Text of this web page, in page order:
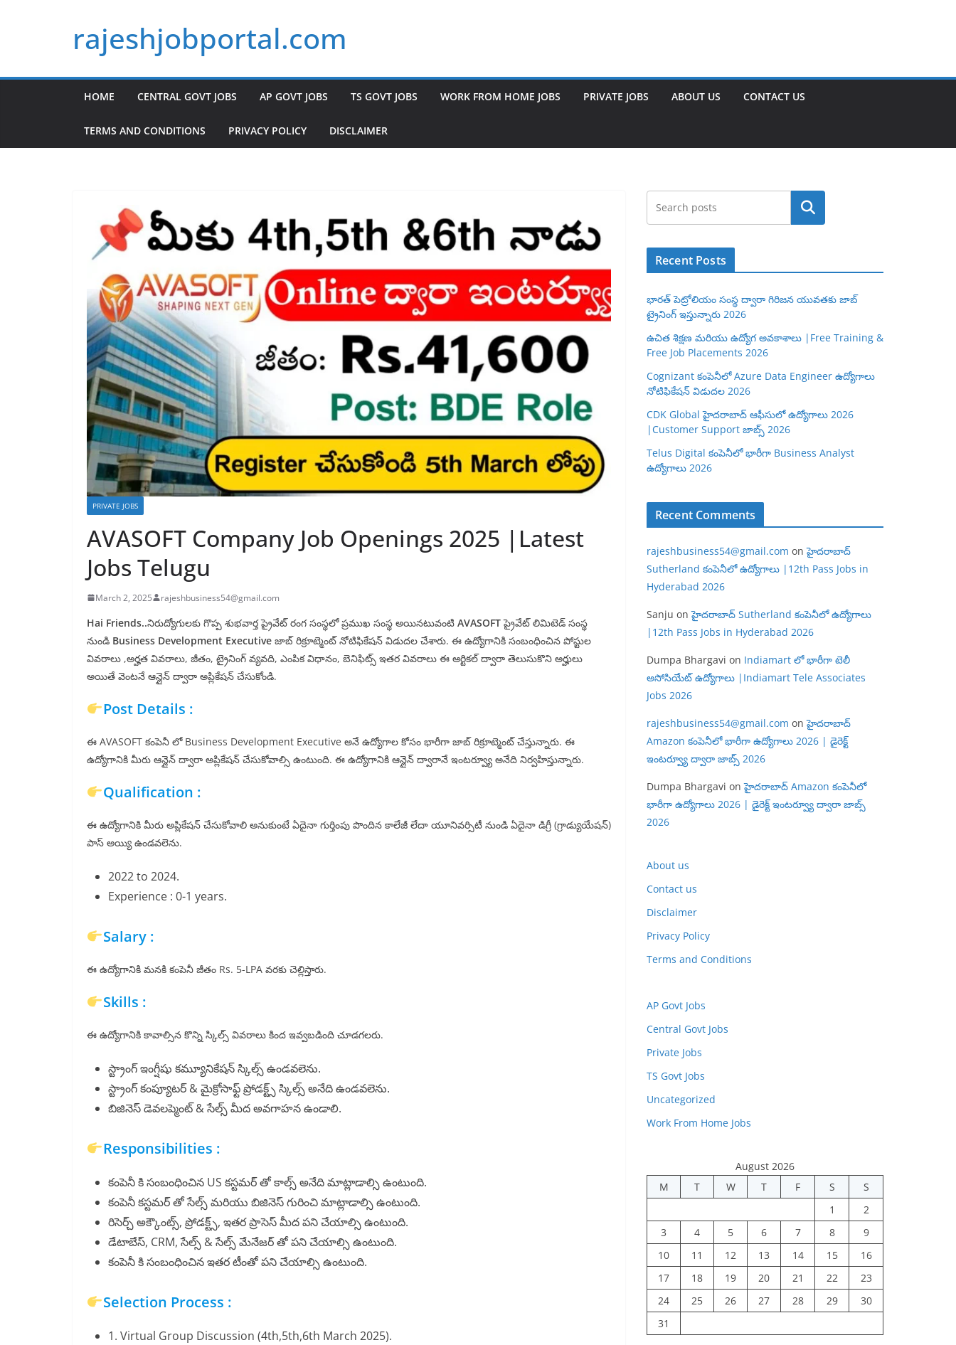
rajeshjobportal.com
HOME CENTRAL GOVT JOBS AP GOVT JOBS TS GOVT JOBS WORK FROM HOME JOBS PRIVATE JOBS ABOUT US CONTACT US
TERMS AND CONDITIONS PRIVACY POLICY DISCLAIMER
PRIVATE JOBS
AVASOFT Company Job Openings 2025 |Latest
Jobs Telugu
March 2, 2025 rajeshbusiness54@gmail.com
Hai Friends..నిరుద్యోగులకు గొప్ప శుభవార్త ప్రైవేట్ రంగ సంస్థలో ప్రముఖ సంస్థ అయినటువంటి AVASOFTప్రైవేట్ లిమిటెడ్ సంస్థ
నుండి Business Development Executive జాబ్ రిక్రూట్మెంట్ నోటిఫికేషన్ విడుదల చేశారు. ఈ ఉద్యోగానికి సంబంధించిన పోస్టుల
వివరాలు ,అర్హత వివరాలు, జీతం, ట్రైనింగ్ వ్యవది, ఎంపిక విధానం, బెనిఫిట్స్ ఇతర వివరాలు ఈ ఆర్టికల్ ద్వారా తెలుసుకొని అర్హులు
అయితే వెంటనే ఆన్లైన్ ద్వారా అప్లికేషన్ చేసుకోండి.
Post Details :
ఈ AVASOFT కంపెనీ లో Business Development Executive అనే ఉద్యోగాల కోసం భారీగా జాబ్ రిక్రూట్మెంట్ చేస్తున్నారు. ఈ
ఉద్యోగానికి మీరు ఆన్లైన్ ద్వారా అప్లికేషన్ చేసుకోవాల్సి ఉంటుంది. ఈ ఉద్యోగానికి ఆన్లైన్ ద్వారానే ఇంటర్వ్యూ అనేది నిర్వహిస్తున్నారు.
Qualification :
ఈ ఉద్యోగానికి మీరు అప్లికేషన్ చేసుకోవాలి అనుకుంటే ఏదైనా గుర్తింపు పొందిన కాలేజీ లేదా యూనివర్సిటీ నుండి ఏదైనా డిగ్రీ (గ్రాడ్యుయేషన్)
పాస్ అయ్యి ఉండవలెను.
2022 to 2024.
Experience : 0-1 years.
Salary :
ఈ ఉద్యోగానికి మనకి కంపెనీ జీతం Rs. 5-LPA వరకు చెల్లిస్తారు.
Skills :
ఈ ఉద్యోగానికి కావాల్సిన కొన్ని స్కిల్స్ వివరాలు కింద ఇవ్వబడింది చూడగలరు.
స్ట్రాంగ్ ఇంగ్షీషు కమ్యూనికేషన్ స్కిల్స్ ఉండవలెను.
స్ట్రాంగ్ కంప్యూటర్ & మైక్రోసాఫ్ట్ ప్రోడక్ట్స్ స్కిల్స్ అనేది ఉండవలెను.
బిజినెస్ డెవలప్మెంట్ & సేల్స్ మీద అవగాహన ఉండాలి.
Responsibilities :
కంపెనీ కి సంబంధించిన US కస్టమర్ తో కాల్స్ అనేది మాట్లాడాల్సి ఉంటుంది.
కంపెనీ కస్టమర్ తో సేల్స్ మరియు బిజినెస్ గురించి మాట్లాడాల్సి ఉంటుంది.
రిసెర్చ్ అక్కౌంట్స్, ప్రోడక్ట్స్, ఇతర ప్రాసెస్ మీద పని చేయాల్సి ఉంటుంది.
డేటాబేస్, CRM, సేల్స్ & సేల్స్ మేనేజర్ తో పని చేయాల్సి ఉంటుంది.
కంపెనీ కి సంబంధించిన ఇతర టీంతో పని చేయాల్సి ఉంటుంది.
Selection Process :
1. Virtual Group Discussion (4th,5th,6th March 2025).
Search
Recent Posts
భారత్ పెట్రోలియం సంస్థ ద్వారా గిరిజన యువతకు జాబ్
ట్రైనింగ్ ఇస్తున్నారు 2026
ఉచిత శిక్షణ మరియు ఉద్యోగ అవకాశాలు |Free Training &
Free Job Placements 2026
Cognizant కంపెనీలో Azure Data Engineer ఉద్యోగాలు
నోటిఫికేషన్ విడుదల 2026
CDK Global హైదరాబాద్ ఆఫీసులో ఉద్యోగాలు 2026
|Customer Support జాబ్స్ 2026
Telus Digital కంపెనీలో భారీగా Business Analyst
ఉద్యోగాలు 2026
Recent Comments
rajeshbusiness54@gmail.com onహైదరాబాద్
Sutherland కంపెనీలో ఉద్యోగాలు |12th Pass Jobs in
Hyderabad 2026
Sanju onహైదరాబాద్ Sutherland కంపెనీలో ఉద్యోగాలు
|12th Pass Jobs in Hyderabad 2026
Dumpa Bhargavi on Indiamart లో భారీగా టెలీ
అసోసియేట్ ఉద్యోగాలు |Indiamart Tele Associates
Jobs 2026
rajeshbusiness54@gmail.com onహైదరాబాద్
Amazon కంపెనీలో భారీగా ఉద్యోగాలు 2026 | డైరెక్ట్
ఇంటర్వ్యూ ద్వారా జాబ్స్ 2026
Dumpa Bhargavi onహైదరాబాద్ Amazon కంపెనీలో
భారీగా ఉద్యోగాలు 2026 | డైరెక్ట్ ఇంటర్వ్యూ ద్వారా జాబ్స్
2026
About us
Contact us
Disclaimer
Privacy Policy
Terms and Conditions
AP Govt Jobs
Central Govt Jobs
Private Jobs
TS Govt Jobs
Uncategorized
Work From Home Jobs
August 2026
M
T W T F S
S
1
2
3
4 5 6 7 8
9
10
11 12 13 14 15
16
17
18 19 20 21 22
23
24
25 26 27 28 29
30
31